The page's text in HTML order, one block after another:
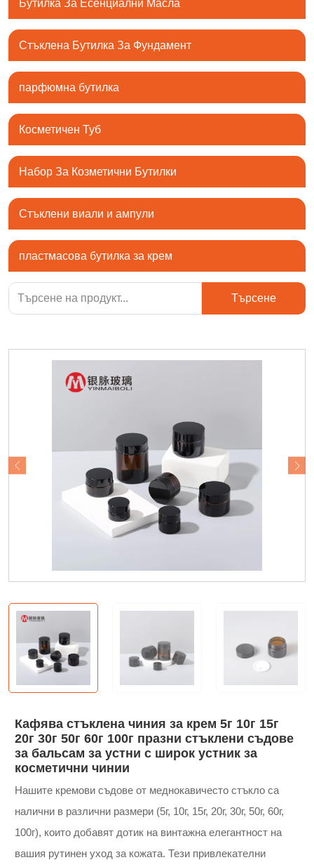
Бутилка За Есенциални Масла
Стъклена Бутилка За Фундамент
парфюмна бутилка
Косметичен Туб
Набор За Козметични Бутилки
Стъклени виали и ампули
пластмасова бутилка за крем
Търсене
Кафява стъклена чиния за крем 5г 10г 15г
20г 30г 50г 60г 100г празни стъклени съдове
за бальсам за устни с широк устник за
косметични чинии
Нашите кремови съдове от меднокавичесто стъкло са
налични в различни размери (5г, 10г, 15г, 20г, 30г, 50г, 60г,
100г), които добавят дотик на винтажна елегантност на
вашия рутинен уход за кожата. Тези привлекателни